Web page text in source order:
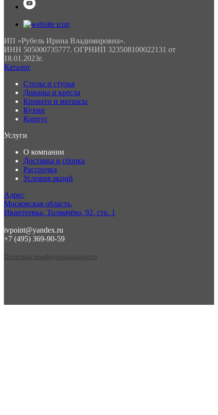
ИП «Рубель Ирина Владимировна».
ИНН 505000735777. ОГРНИП 323508100022131 от
18.01.2023г.
Каталог
Столы и стулья
Диваны и кресла
Кровати и матрасы
Кухни
Корпус
Услуги
О компании
Доставка и сборка
Рассрочка
Условия акций
Адрес
Московская область,
Ивантеевка, Толмачёва, 92, стр. 1
ivpoint@yandex.ru
+7 (495) 369-90-59
Политика конфиденциальности